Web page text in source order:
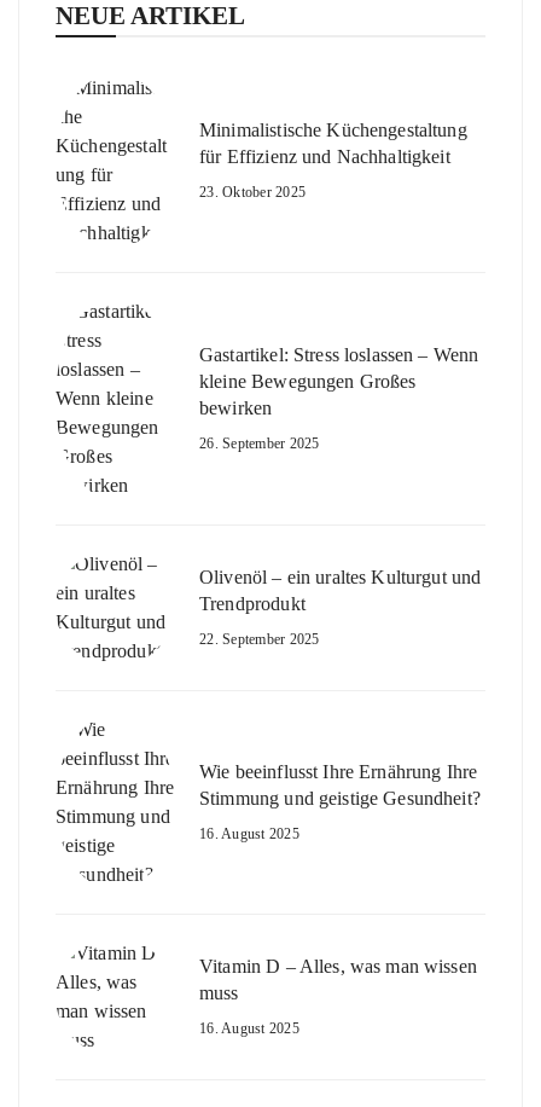
NEUE ARTIKEL
Minimalistische Küchengestaltung
für Effizienz und Nachhaltigkeit
23. Oktober 2025
Gastartikel: Stress loslassen – Wenn
kleine Bewegungen Großes
bewirken
26. September 2025
Olivenöl – ein uraltes Kulturgut und
Trendprodukt
22. September 2025
Wie beeinflusst Ihre Ernährung Ihre
Stimmung und geistige Gesundheit?
16. August 2025
Vitamin D – Alles, was man wissen
muss
16. August 2025